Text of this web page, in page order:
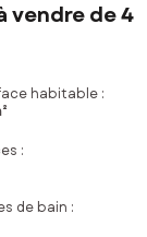
vendre de 4
habitable :
:
de bain :